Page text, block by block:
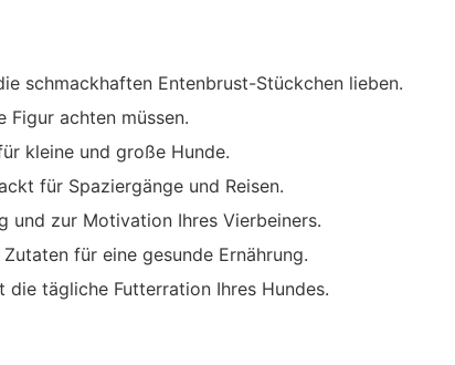
schmackhaften Entenbrust-Stückchen lieben.
Figur achten müssen.
kleine und große Hunde.
für Spaziergänge und Reisen.
und zur Motivation Ihres Vierbeiners.
für eine gesunde Ernährung.
die tägliche Futterration Ihres Hundes.